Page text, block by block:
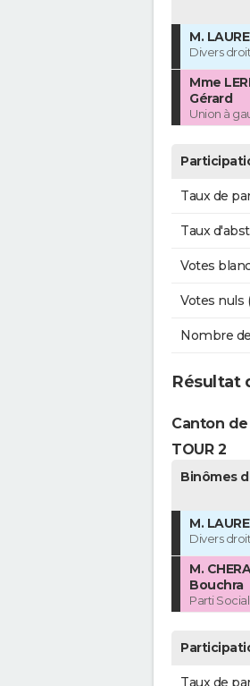
M.
Divers
Mme
Gérard
Union à
Taux de
Taux
Votes
Votes nuls
Nombre
Résultat
Canton
TOUR 2
Binômes
M.
Divers
M.
Bouchra
Parti
Taux de